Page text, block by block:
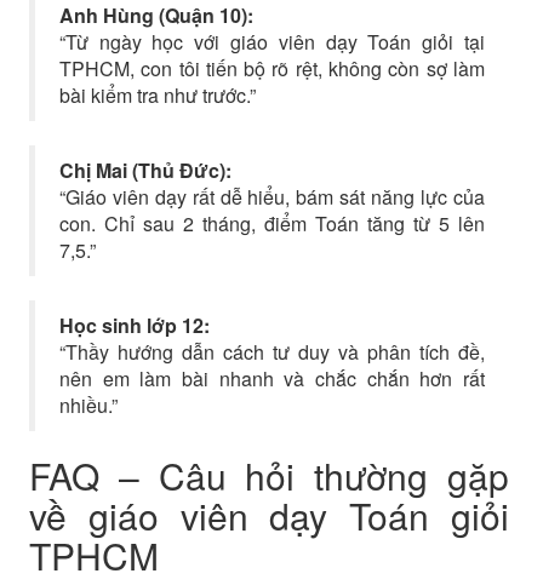
Anh Hùng (Quận 10):
“Từ ngày học với giáo viên dạy Toán giỏi tại
TPHCM, con tôi tiến bộ rõ rệt, không còn sợ làm
bài kiểm tra như trước.”
Chị Mai (Thủ Đức):
“Giáo viên dạy rất dễ hiểu, bám sát năng lực của
con. Chỉ sau 2 tháng, điểm Toán tăng từ 5 lên
7,5.”
Học sinh lớp 12:
“Thầy hướng dẫn cách tư duy và phân tích đề,
nên em làm bài nhanh và chắc chắn hơn rất
nhiều.”
FAQ – Câu hỏi thường gặp
về giáo viên dạy Toán giỏi
TPHCM